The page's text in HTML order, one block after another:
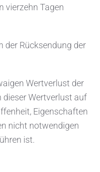
vierzehn Tagen
der Rücksendung der
Wertverlust der
Wertverlust auf
Eigenschaften
nicht notwendigen
ist.